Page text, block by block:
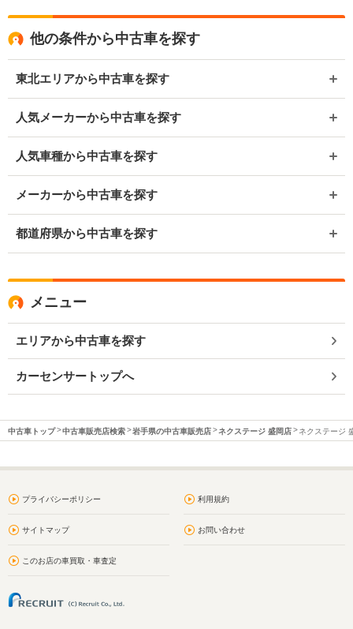
他の条件から中古車を探す
東北エリアから中古車を探す
人気メーカーから中古車を探す
人気車種から中古車を探す
メーカーから中古車を探す
都道府県から中古車を探す
メニュー
エリアから中古車を探す
カーセンサートップへ
中古車トップ 中古車販売店検索 岩手県の中古車販売店 ネクステージ 盛岡店 ネクステージ
プライバシーポリシー 利用規約
サイトマップ お問い合わせ
このお店の車買取・車査定